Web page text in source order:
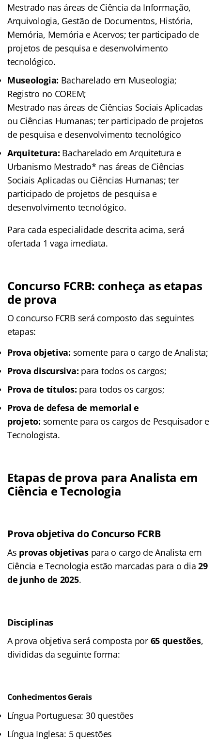
Mestrado nas áreas de Ciência da Informação,
Arquivologia, Gestão de Documentos, História,
Memória, Memória e Acervos; ter participado de
projetos de pesquisa e desenvolvimento
tecnológico.
Museologia: Bacharelado em Museologia;
Registro no COREM;
Mestrado nas áreas de Ciências Sociais Aplicadas
ou Ciências Humanas; ter participado de projetos
de pesquisa e desenvolvimento tecnológico
Arquitetura: Bacharelado em Arquitetura e
Urbanismo Mestrado* nas áreas de Ciências
Sociais Aplicadas ou Ciências Humanas; ter
participado de projetos de pesquisa e
desenvolvimento tecnológico.
Para cada especialidade descrita acima, será
ofertada 1 vaga imediata.
Concurso FCRB: conheça as etapas
de prova
O concurso FCRB será composto das seguintes
etapas:
Prova objetiva: somente para o cargo de Analista;
Prova discursiva: para todos os cargos;
Prova de títulos: para todos os cargos;
Prova de defesa de memorial e
projeto: somente para os cargos de Pesquisador e
Tecnologista.
Etapas de prova para Analista em
Ciência e Tecnologia
Prova objetiva do Concurso FCRB
As provas objetivaspara o cargo de Analista em
Ciência e Tecnologia estão marcadas para o dia 29
de junho de 2025.
Disciplinas
A prova objetiva será composta por 65 questões,
divididas da seguinte forma:
Conhecimentos Gerais
Língua Portuguesa: 30 questões
Língua Inglesa: 5 questões